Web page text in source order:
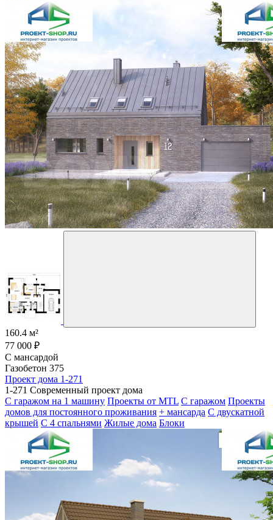
160.4 м²
77 000 ₽
С мансардой
Газобетон 375
Проект дома 1-271
1-271 Современный проект дома
С гаражом на 1 машину Проекты от MTL С гаражом Проекты
домов для постоянного проживания + мансарда С двускатной
крышей С 4 спальнями Жилые дома Блоки